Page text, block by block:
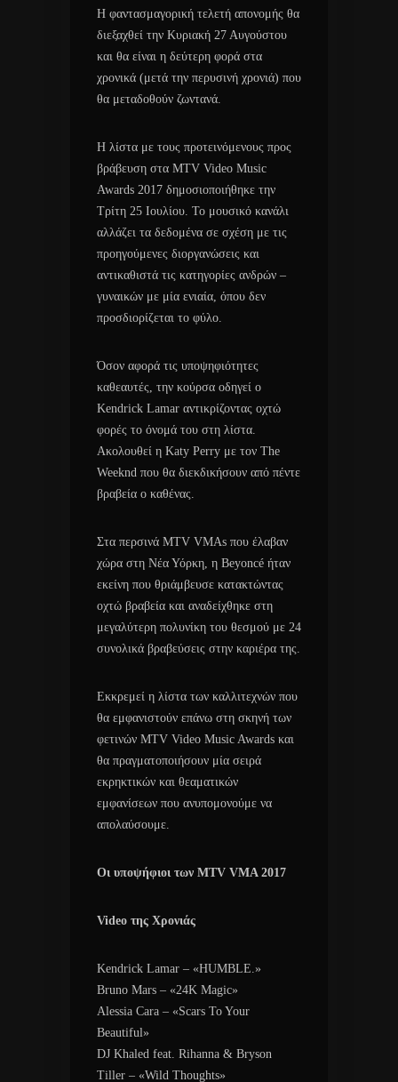
Η φαντασμαγορική τελετή απονομής θα
διεξαχθεί την Κυριακή 27 Αυγούστου
και θα είναι η δεύτερη φορά στα
χρονικά (μετά την περυσινή χρονιά) που
θα μεταδοθούν ζωντανά.
Η λίστα με τους προτεινόμενους προς
βράβευση στα MTV Video Music
Awards 2017 δημοσιοποιήθηκε την
Τρίτη 25 Ιουλίου. Το μουσικό κανάλι
αλλάζει τα δεδομένα σε σχέση με τις
προηγούμενες διοργανώσεις και
αντικαθιστά τις κατηγορίες ανδρών –
γυναικών με μία ενιαία, όπου δεν
προσδιορίζεται το φύλο.
Όσον αφορά τις υποψηφιότητες
καθεαυτές, την κούρσα οδηγεί ο
Kendrick Lamar αντικρίζοντας οχτώ
φορές το όνομά του στη λίστα.
Ακολουθεί η Katy Perry με τον The
Weeknd που θα διεκδικήσουν από πέντε
βραβεία ο καθένας.
Στα περσινά MTV VMAs που έλαβαν
χώρα στη Νέα Υόρκη, η Beyoncé ήταν
εκείνη που θριάμβευσε κατακτώντας
οχτώ βραβεία και αναδείχθηκε στη
μεγαλύτερη πολυνίκη του θεσμού με 24
συνολικά βραβεύσεις στην καριέρα της.
Εκκρεμεί η λίστα των καλλιτεχνών που
θα εμφανιστούν επάνω στη σκηνή των
φετινών MTV Video Music Awards και
θα πραγματοποιήσουν μία σειρά
εκρηκτικών και θεαματικών
εμφανίσεων που ανυπομονούμε να
απολαύσουμε.
Οι υποψήφιοι των MTV VMA 2017
Video της Χρονιάς
Kendrick Lamar – «HUMBLE.»
Bruno Mars – «24K Magic»
Alessia Cara – «Scars To Your
Beautiful»
DJ Khaled feat. Rihanna & Bryson
Tiller – «Wild Thoughts»